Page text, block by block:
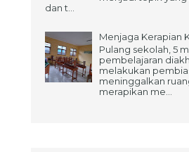
dan t...
Menjaga Kerapian
Pulang sekolah, 5
pembelajaran
melakukan
meninggalkan
merapikan me...